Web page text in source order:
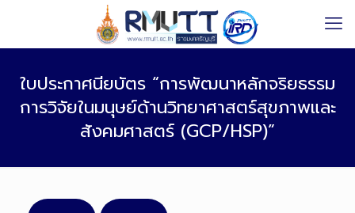
ใบประกาศนียบัตร “การพัฒนาหลักจริยธรรม
การวิจัยในมนุษย์ด้านวิทยาศาสตร์สุขภาพและ
สังคมศาสตร์ (GCP/HSP)”